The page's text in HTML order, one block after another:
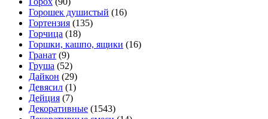
Горошек душистый (16)
Гортензия (135)
Горчица (18)
Горшки, кашпо, ящики (16)
Гранат (9)
Груша (52)
Дайкон (29)
Девясил (1)
Дейция (7)
Декоративные (1543)